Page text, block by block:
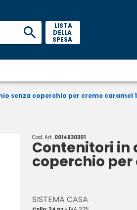
LISTA
DELLA
SPESA
senza coperchio per creme caramel
Cod. Art. 0014630301
Contenitori in
coperchio per
SISTEMA CASA